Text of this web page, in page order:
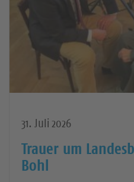
31. Juli 2026
Trauer um
Bohl